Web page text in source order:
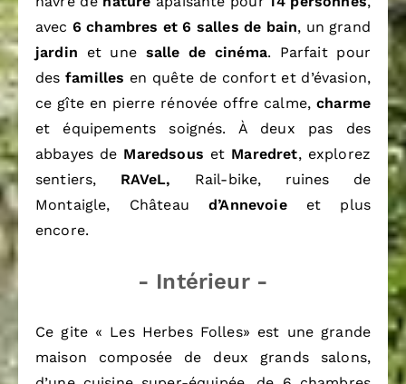
avec 6 chambres et 6 salles de bain, un grand
jardin et une salle de cinéma. Parfait pour
desfamilles en quête de confort et d’évasion,
ce gîte en pierre rénovée offre calme,charme
et équipements soignés. À deux pas des
abbayes de Maredsous et Maredret, explorez
sentiers, RAVeL, Rail-bike, ruines de
Montaigle, Châteaud’Annevoieet plus
encore.
- Intérieur -
Ce gite « Les Herbes Folles» est une grande
maison composée de deux grands salons,